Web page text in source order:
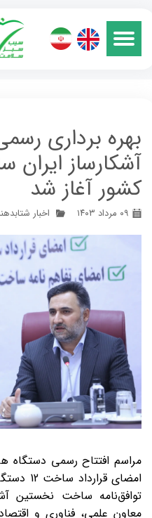
بهره برداری
آشکارساز
کشور آغاز شد
۰۹ مرداد ۱۴۰۳ اخبار
مراسم افتتاح رسمی دستگاه
امضای
توافق‌نامه ساخت نخستین
معاون علمی، فناوری و